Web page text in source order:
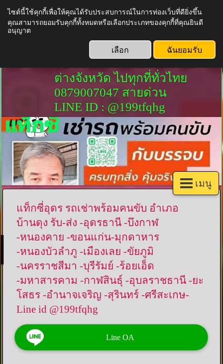
แท็กซี่อุดร รถเช่าพร้อมคนขับ
เหมาอุดร บริการ จองล่วงหน้า
รับ-ส่ง และนำเที่ยว เหมาไป
ต่างจังหวัด ไปทุกที่ทั่วไทย
0879007047 สายด่วน
LINE ID : @199tfqhg
เมนู
แท็กซี่อุดร รถเช่าพร้อมคนขับ อำเภอ
บ้านดุง รับ-ส่ง -อุดรธานี -บึงกาฬ
-หนองคาย -ขอนแก่น-มุกดาหาร
-หนองบัวลำภู -เมืองเลย -ขัยภูมิ
-นครราชสีมา -บุรีรัมย์ -ร้อยเอ็ด
-มหาสารคาม -กาฬสินธุ์ -อุบลราชธานี -ยะ
โสธร -อำนาจเจริญ -สุรินทร์ -ศรีสะเกษ-
Line id @199tfqhg
Line OA
ไซต์นี้ใช้คุกกี้เพื่อให้คุณได้รับประสบการณ์ในการท่องเว็บที่ดียิ่งขึ้น
คุณสามารถยอมรับคุกกี้ทั้งหมดหรือเลือกประเภทของคุกกี้ที่คุณยินดี
อนุญาต
เลือก ฉันยอมรับ